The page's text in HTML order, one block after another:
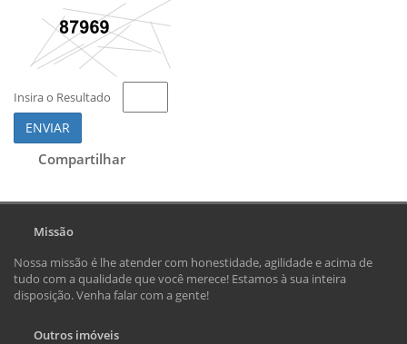
Insira o Resultado
ENVIAR
Compartilhar
Missão
Nossa missão é lhe atender com honestidade, agilidade e acima de
tudo com a qualidade que você merece! Estamos à sua inteira
disposição. Venha falar com a gente!
Outros imóveis